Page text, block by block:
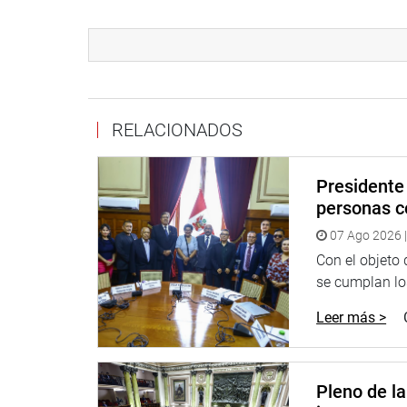
Puede encontrar más información en nuestra
Facebook:https://www.facebook.com/
https://twitter.com/congresoperu
Youtube:http://www.youtube.com/congresoperu
Soundcloud:https://soundcloud.com/
RELACIONADOS
personas
07 Ago 2026
Con el objeto
se cumplan
Leer más >
Pleno de